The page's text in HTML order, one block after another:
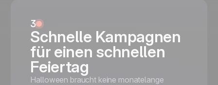
3
Schnelle Kampagnen
für einen schnellen
Feiertag
Halloween braucht keine monatelange